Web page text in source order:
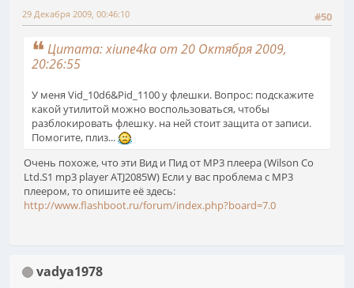
#50
29 Декабря 2009, 00:46:10
Цитата: xiune4ka от 20 Октября 2009,
20:26:55
У меня Vid_10d6&Pid_1100 у флешки. Вопрос: подскажите
какой утилитой можно воспользоваться, чтобы
разблокировать флешку. на ней стоит защита от записи.
Помогите, плиз...
Очень похоже, что эти Вид и Пид от MP3 плеера (Wilson Co
Ltd.S1 mp3 player ATJ2085W) Если у вас проблема с MP3
плеером, то опишите её здесь:
http://www.flashboot.ru/forum/index.php?board=7.0
vadya1978